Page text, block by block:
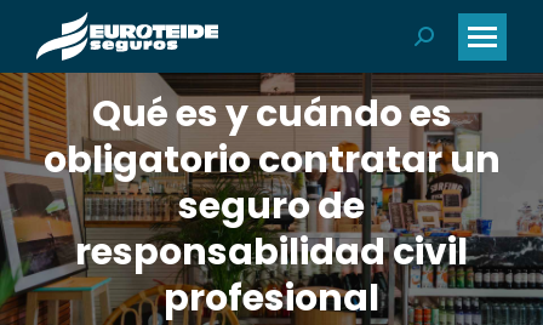
Buscar:
Qué es y cuándo es
obligatorio contratar un
seguro de
responsabilidad civil
profesional